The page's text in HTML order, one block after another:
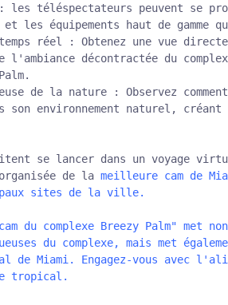
téléspectateurs peuvent se
les équipements haut de gamme
temps réel : Obtenez une vue
l'ambiance décontractée du
de la nature : Observez
son environnement naturel, créant
se lancer dans un voyage
de la meilleure cam de
sites de la ville.
du complexe Breezy Palm" met
du complexe, mais met
Miami. Engagez-vous avec
tropical.